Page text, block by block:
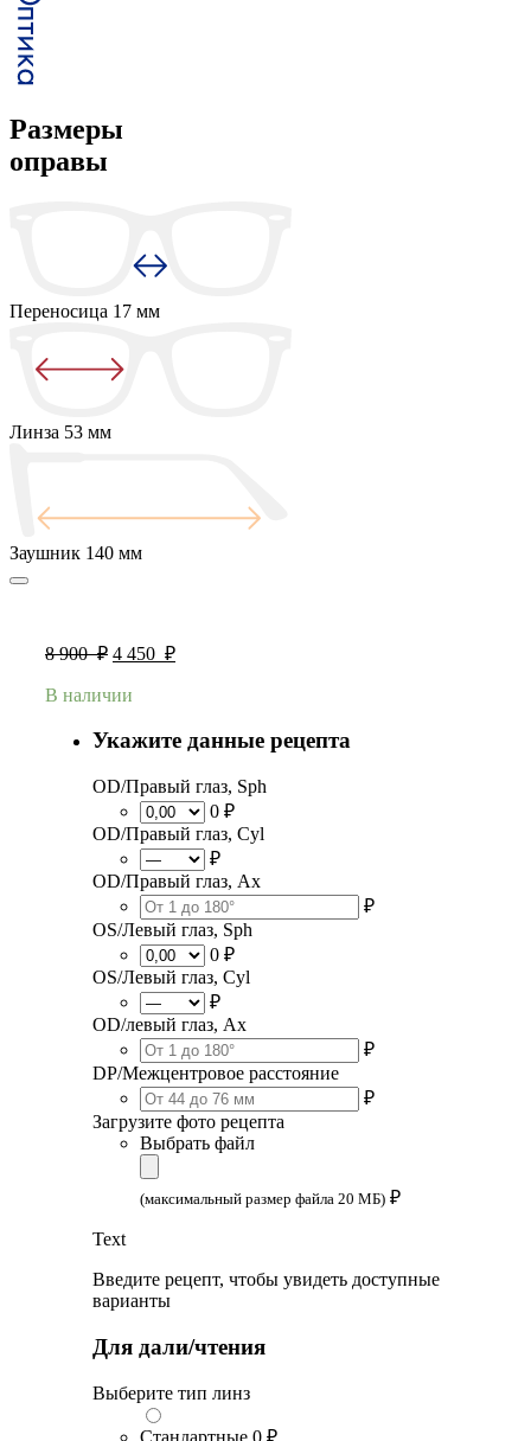
Размеры
оправы
Переносица 17 мм
Линза 53 мм
Заушник 140 мм
8 900₽ 4 450 ₽
В наличии
Укажите данные рецепта
OD/Правый глаз, Sph
0 ₽
OD/Правый глаз, Cyl
₽
OD/Правый глаз, Ax
₽
OS/Левый глаз, Sph
0 ₽
OS/Левый глаз, Cyl
₽
OD/левый глаз, Ax
₽
DP/Межцентровое расстояние
₽
Загрузите фото рецепта
Выбрать файл
(максимальный размер файла 20 МБ) ₽
Text
Введите рецепт, чтобы увидеть доступные
варианты
Для дали/чтения
Выберите тип линз
Стандартные 0 ₽